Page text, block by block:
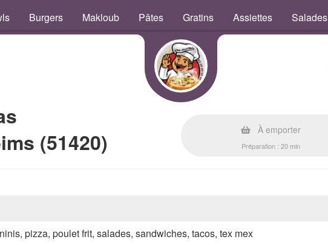
Burgers Makloub Pâtes Gratins Assiettes Salades
(51420)
À emporter
Préparation : 20 min
pizza, poulet frit, salades, sandwiches, tacos, tex mex